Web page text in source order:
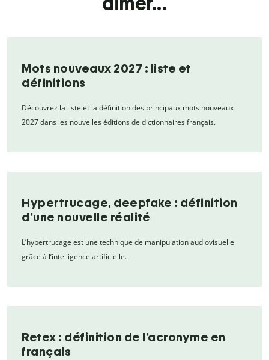
Mots nouveaux 2027 : liste et
définitions
Découvrez la liste et la définition des principaux mots nouveaux
2027 dans les nouvelles éditions de dictionnaires français.
Hypertrucage, deepfake : définition
d’une nouvelle réalité
L’hypertrucage est une technique de manipulation audiovisuelle
grâce à l’intelligence artificielle.
Retex : définition de l’acronyme en
français